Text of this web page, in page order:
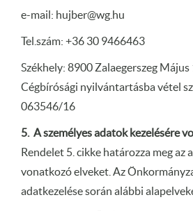
e-mail: hujber@wg.hu
Tel.szám: +36 30 9466463
Székhely: 8900 Zalaegerszeg Május
Cégbírósági nyilvántartásba vétel
063546/16
5. A személyes adatok kezelésére
Rendelet 5. cikke határozza meg az
vonatkozó elveket. Az
adatkezelése során alábbi